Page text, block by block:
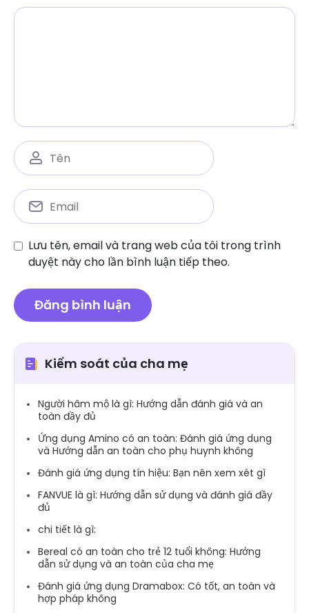
Lưu tên, email và trang web của tôi trong trình
duyệt này cho lần bình luận tiếp theo.
Kiểm soát của cha mẹ
Người hâm mộ là gì: Hướng dẫn đánh giá và an
toàn đầy đủ
Ứng dụng Amino có an toàn: Đánh giá ứng dụng
và Hướng dẫn an toàn cho phụ huynh không
Đánh giá ứng dụng tín hiệu: Bạn nên xem xét gì
FANVUE là gì: Hướng dẫn sử dụng và đánh giá đầy
đủ
chi tiết là gì:
Bereal có an toàn cho trẻ 12 tuổi không: Hướng
dẫn sử dụng và an toàn của cha mẹ
Đánh giá ứng dụng Dramabox: Có tốt, an toàn và
hợp pháp không